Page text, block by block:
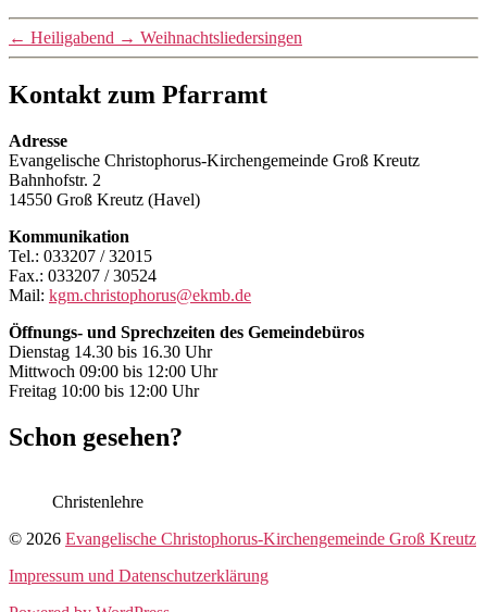
← Heiligabend → Weihnachtsliedersingen
Kontakt zum Pfarramt
Adresse
Evangelische Christophorus-Kirchengemeinde Groß Kreutz
Bahnhofstr. 2
14550 Groß Kreutz (Havel)
Kommunikation
Tel.: 033207 / 32015
Fax.: 033207 / 30524
Mail: kgm.christophorus@ekmb.de
Öffnungs- und Sprechzeiten des Gemeindebüros
Dienstag 14.30 bis 16.30 Uhr
Mittwoch 09:00 bis 12:00 Uhr
Freitag 10:00 bis 12:00 Uhr
Schon gesehen?
Christenlehre
© 2026 Evangelische Christophorus-Kirchengemeinde Groß Kreutz
Impressum und Datenschutzerklärung